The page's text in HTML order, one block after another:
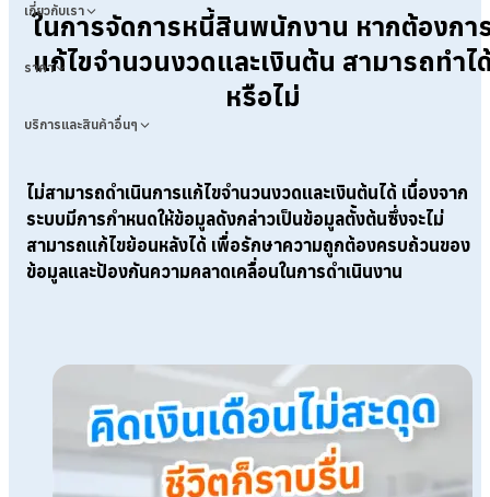
เกี่ยวกับเรา
ราคา
บริการและสินค้าอื่นๆ
ในการจัดการหนี้สินพนักงาน หากต้องกา
แก้ไขจำนวนงวดและเงินต้น สามารถทำไ
หรือไม่
ไม่สามารถดำเนินการแก้ไขจำนวนงวดและเงินต้นได้ เนื่องจาก
ระบบมีการกำหนดให้ข้อมูลดังกล่าวเป็นข้อมูลตั้งต้นซึ่งจะไม่
สามารถแก้ไขย้อนหลังได้ เพื่อรักษาความถูกต้องครบถ้วนของ
ข้อมูลและป้องกันความคลาดเคลื่อนในการดำเนินงาน